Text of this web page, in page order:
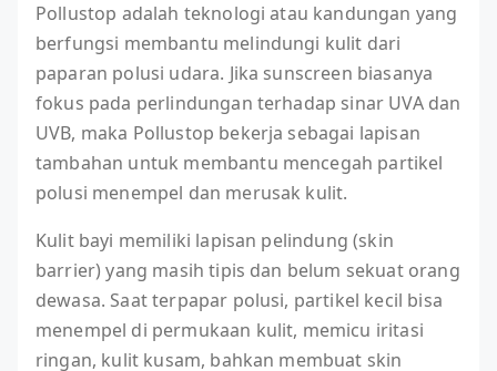
Pollustop adalah teknologi atau kandungan yang
berfungsi membantu melindungi kulit dari
paparan polusi udara. Jika sunscreen biasanya
fokus pada perlindungan terhadap sinar UVA dan
UVB, maka Pollustop bekerja sebagai lapisan
tambahan untuk membantu mencegah partikel
polusi menempel dan merusak kulit.
Kulit bayi memiliki lapisan pelindung (skin
barrier) yang masih tipis dan belum sekuat orang
dewasa. Saat terpapar polusi, partikel kecil bisa
menempel di permukaan kulit, memicu iritasi
ringan, kulit kusam, bahkan membuat skin